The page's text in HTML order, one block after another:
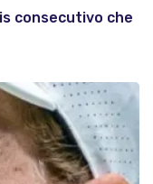
consecutivo che